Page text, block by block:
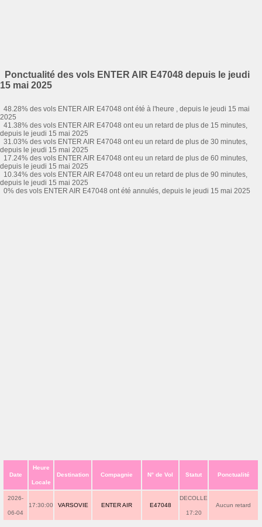
Ponctualité des vols ENTER AIR E47048 depuis le jeudi
15 mai 2025
48.28% des vols ENTER AIR E47048 ont été à l'heure , depuis le jeudi 15 mai
2025
41.38% des vols ENTER AIR E47048 ont eu un retard de plus de 15 minutes,
depuis le jeudi 15 mai 2025
31.03% des vols ENTER AIR E47048 ont eu un retard de plus de 30 minutes,
depuis le jeudi 15 mai 2025
17.24% des vols ENTER AIR E47048 ont eu un retard de plus de 60 minutes,
depuis le jeudi 15 mai 2025
10.34% des vols ENTER AIR E47048 ont eu un retard de plus de 90 minutes,
depuis le jeudi 15 mai 2025
0% des vols ENTER AIR E47048 ont été annulés, depuis le jeudi 15 mai 2025
Date
Heure
Locale
Destination Compagnie N° de Vol Statut Ponctualité
2026-
06-04
17:30:00 VARSOVIE ENTER AIR E47048
DECOLLE
17:20
Aucun retard